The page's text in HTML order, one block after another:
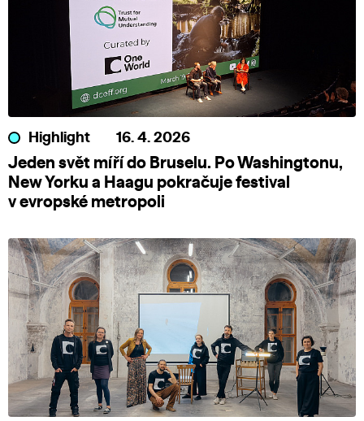
Highlight 16. 4. 2026
Jeden svět míří do Bruselu. Po Washingtonu,
New Yorku a Haagu pokračuje festival
v evropské metropoli